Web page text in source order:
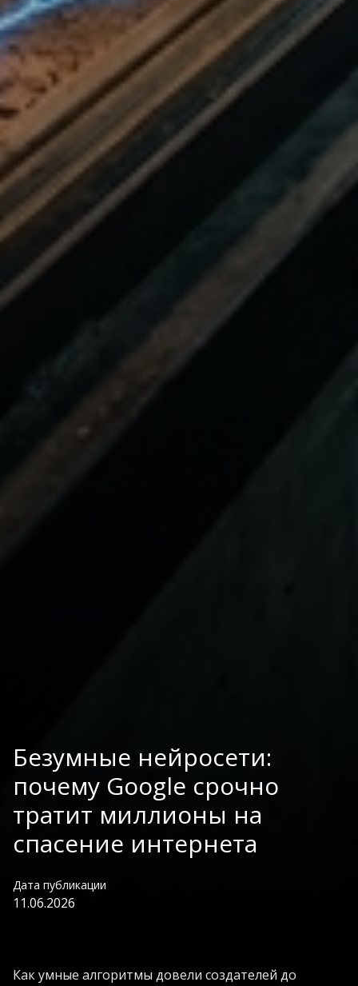
Безумные нейросети:
почему Google срочно
тратит миллионы на
спасение интернета
Дата публикации
11.06.2026
Как умные алгоритмы довели создателей до